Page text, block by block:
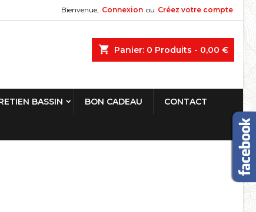
Bienvenue, Connexion ou Créez votre compte
shopping_cart Panier: 0 Produits - 0,00 €
BASSIN BON CADEAU CONTACT